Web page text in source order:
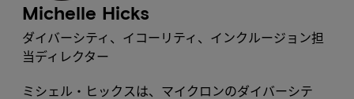
ダイバーシティ、イコーリティ、インクルージョン担
当ディレクター
Michelle Hicks
ミシェル・ヒックスは、マイクロンのダイバーシテ